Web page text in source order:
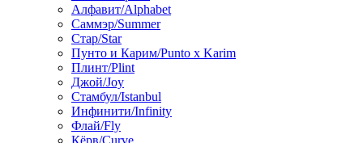
Алфавит/Alphabet
Саммэр/Summer
Стар/Star
Пунто и Карим/Punto x Karim
Плинт/Plint
Джой/Joy
Стамбул/Istanbul
Инфинити/Infinity
Флай/Fly
Кёрв/Curve